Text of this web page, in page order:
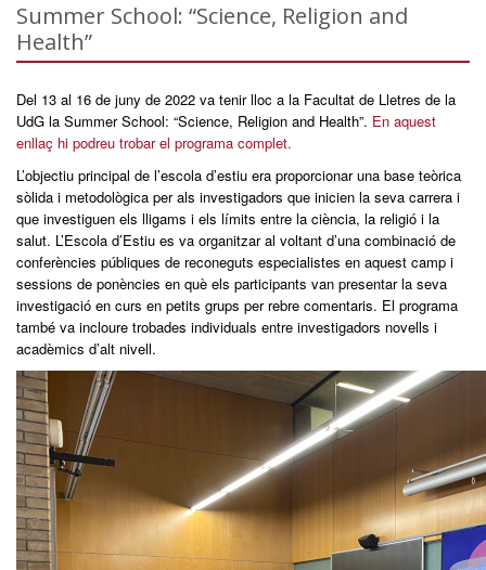
Summer School: “Science, Religion and
Health”
Del 13 al 16 de juny de 2022 va tenir lloc a la Facultat de Lletres de la
UdG la Summer School: “Science, Religion and Health”. En aquest
enllaç hi podreu trobar el programa complet.
L’objectiu principal de l’escola d’estiu era proporcionar una base teòrica
sòlida i metodològica per als investigadors que inicien la seva carrera i
que investiguen els lligams i els límits entre la ciència, la religió i la
salut. L’Escola d’Estiu es va organitzar al voltant d’una combinació de
conferències públiques de reconeguts especialistes en aquest camp i
sessions de ponències en què els participants van presentar la seva
investigació en curs en petits grups per rebre comentaris. El programa
també va incloure trobades individuals entre investigadors novells i
acadèmics d’alt nivell.